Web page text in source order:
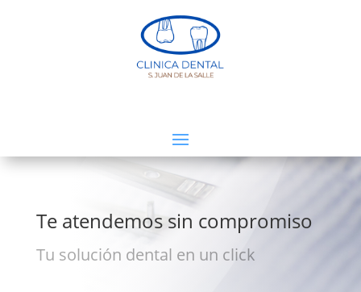
Te atendemos sin compromiso
Tu solución dental en un click